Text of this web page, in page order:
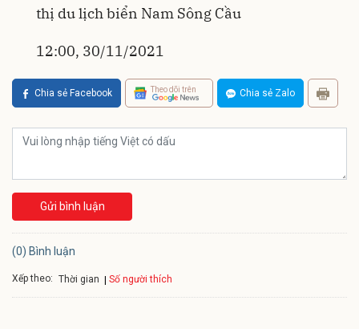
thị du lịch biển Nam Sông Cầu
12:00, 30/11/2021
Chia sẻ Facebook Theo dõi trên Chia sẻ Zalo
Gửi bình luận
(0) Bình luận
Xếp theo: Thời gian Số người thích